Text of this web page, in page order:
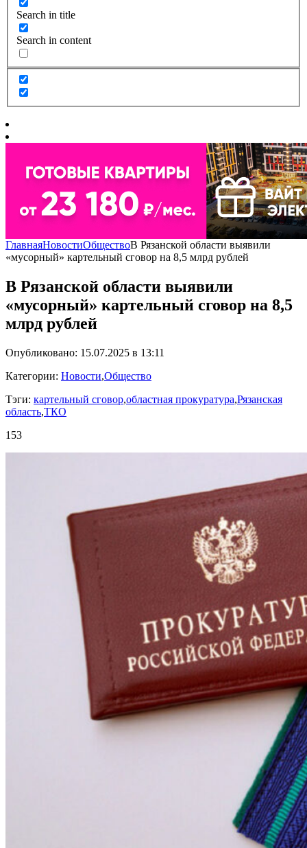
Search in title
Search in content
ГлавнаяНовостиОбществоВ Рязанской области выявили
«мусорный» картельный сговор на 8,5 млрд рублей
В Рязанской области выявили
«мусорный» картельный сговор на 8,5
млрд рублей
Опубликовано: 15.07.2025 в 13:11
Категории: Новости,Общество
Тэги: картельный сговор,областная прокуратура,Рязанская
область,ТКО
153